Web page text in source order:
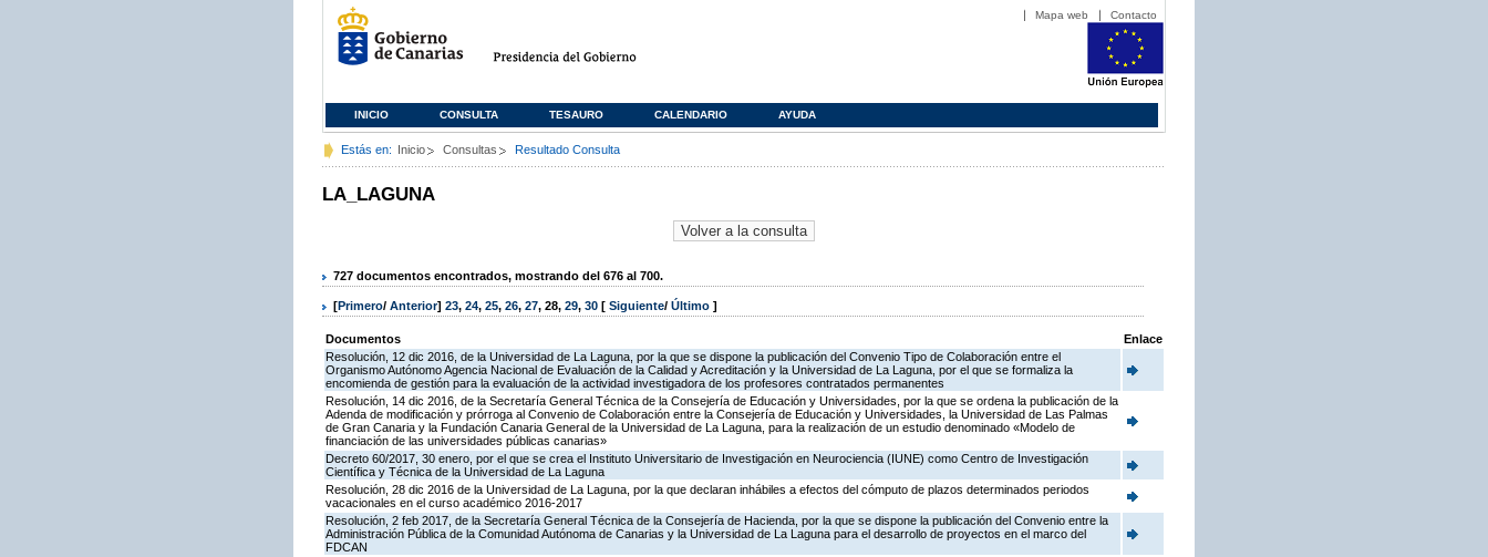
Mapa web Contacto
INICIO CONSULTA TESAURO CALENDARIO AYUDA
Estás en: Inicio Consultas Resultado Consulta
LA_LAGUNA
727 documentos encontrados, mostrando del 676 al 700.
[Primero/ Anterior] 23, 24, 25, 26, 27, 28, 29, 30 [ Siguiente/ Último ]
Documentos
Enlace
Resolución, 12 dic 2016, de la Universidad de La Laguna, por la que se dispone la publicación del Convenio Tipo de Colaboración entre el
Organismo Autónomo Agencia Nacional de Evaluación de la Calidad y Acreditación y la Universidad de La Laguna, por el que se formaliza la
encomienda de gestión para la evaluación de la actividad investigadora de los profesores contratados permanentes
Resolución, 14 dic 2016, de la Secretaría General Técnica de la Consejería de Educación y Universidades, por la que se ordena la publicación de la
Adenda de modificación y prórroga al Convenio de Colaboración entre la Consejería de Educación y Universidades, la Universidad de Las Palmas
de Gran Canaria y la Fundación Canaria General de la Universidad de La Laguna, para la realización de un estudio denominado «Modelo de
financiación de las universidades públicas canarias»
Decreto 60/2017, 30 enero, por el que se crea el Instituto Universitario de Investigación en Neurociencia (IUNE) como Centro de Investigación
Científica y Técnica de la Universidad de La Laguna
Resolución, 28 dic 2016 de la Universidad de La Laguna, por la que declaran inhábiles a efectos del cómputo de plazos determinados periodos
vacacionales en el curso académico 2016-2017
Resolución, 2 feb 2017, de la Secretaría General Técnica de la Consejería de Hacienda, por la que se dispone la publicación del Convenio entre la
Administración Pública de la Comunidad Autónoma de Canarias y la Universidad de La Laguna para el desarrollo de proyectos en el marco del
FDCAN